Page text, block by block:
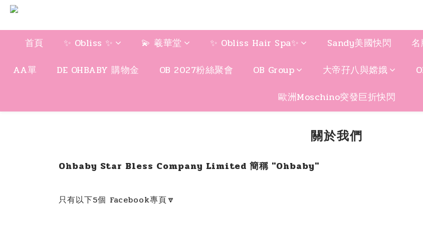
首頁 ✨ Obliss ✨ 💫 羲華堂 ✨ Obliss Hair Spa✨ Sandy美國快閃
AA單
DE OHBABY 購物金 OB 2027粉絲聚會 OB Group 大帝孖八與嫦娥
歐洲Moschino突發巨折快閃
關於我們
Ohbaby Star Bless Company Limited 簡稱 "Ohbaby"
只有以下5個 Facebook專頁🔽